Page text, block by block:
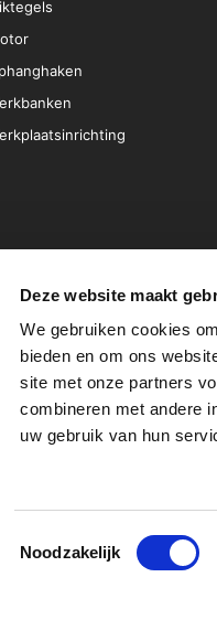
Deze website maakt
We gebruiken cookies
bieden en om ons
site met onze partners
combineren met andere
uw gebruik van hun
Toestemmingsselectie
Noodzakelijk